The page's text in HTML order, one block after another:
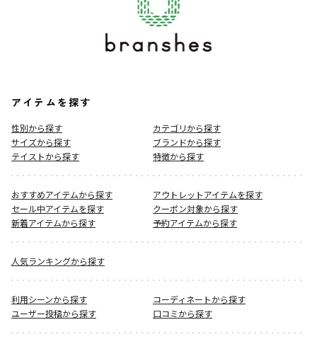
アイテムを探す
性別から探す
カテゴリから探す
サイズから探す
ブランドから探す
テイストから探す
特徴から探す
おすすめアイテムから探す
アウトレットアイテムを探す
セール中アイテムを探す
クーポン対象から探す
新着アイテムから探す
予約アイテムから探す
人気ランキングから探す
利用シーンから探す
コーディネートから探す
ユーザー投稿から探す
口コミから探す